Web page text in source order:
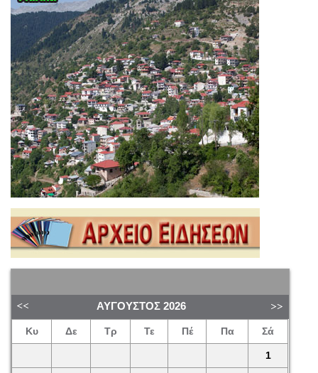
ΑΎΓΟΥΣΤΟΣ 2026
Κυ Δε Τρ Τε Πέ Πα Σά
1